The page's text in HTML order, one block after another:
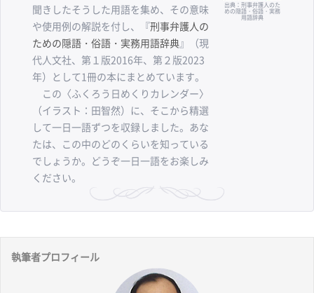
聞きしたそうした用語を集め、その意味
や使用例の解説を付し、『刑事弁護人の
ための隠語・俗語・実務用語辞典』（現
代人文社、第１版2016年、第２版2023
年）として1冊の本にまとめています。
この〈ふくろう日めくりカレンダー〉
（イラスト：田智然）に、そこから精選
して一日一語ずつを収録しました。あな
たは、この中のどのくらいを知っている
でしょうか。どうぞ一日一語をお楽しみ
ください。
出典：刑事弁護人のた
めの隠語・俗語・実務
用語辞典
執筆者プロフィール